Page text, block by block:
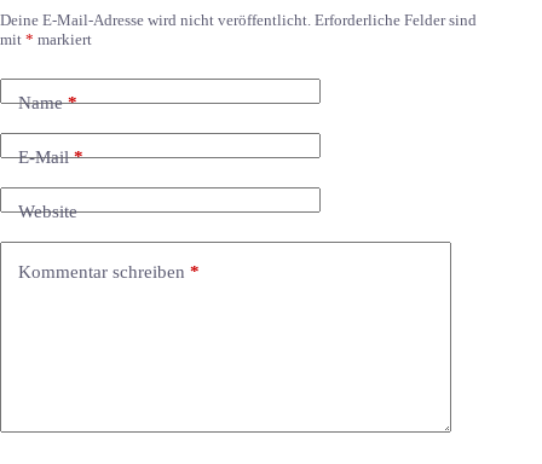
Deine E-Mail-Adresse wird nicht veröffentlicht. Erforderliche Felder sind
mit * markiert
Name*
E-Mail*
Website
Kommentar schreiben *